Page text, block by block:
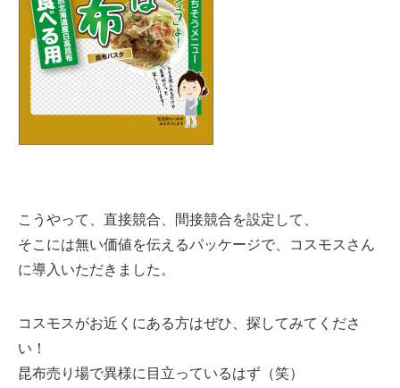
こうやって、直接競合、間接競合を設定して、
そこには無い価値を伝えるパッケージで、コスモスさん
に導入いただきました。
コスモスがお近くにある方はぜひ、探してみてくださ
い！
昆布売り場で異様に目立っているはず（笑）